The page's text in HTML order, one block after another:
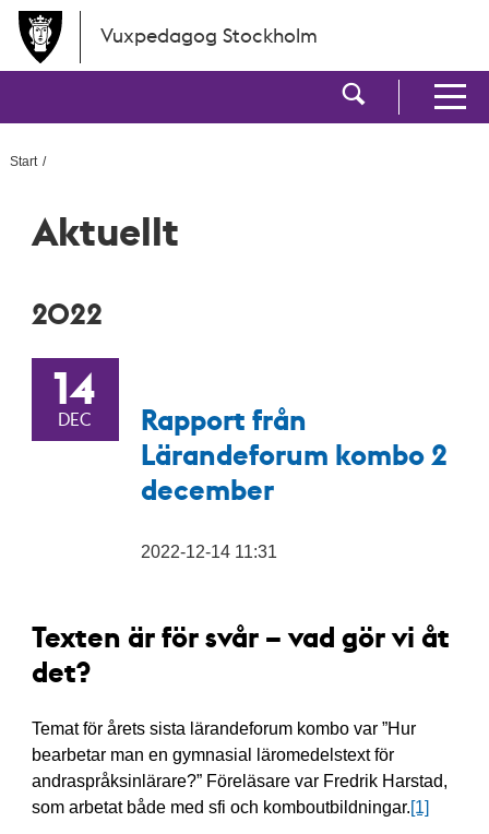
Hoppa till huvudinnehållet
Vuxpedagog Stockholm
Visa
Visa
Start
Aktuellt
2022
14
DEC
Rapport från
Lärandeforum kombo 2
december
2022-12-14 11:31
Texten är för svår – vad gör vi åt
det?
Temat för årets sista lärandeforum kombo var ”Hur
bearbetar man en gymnasial läromedelstext för
andraspråksinlärare?” Föreläsare var Fredrik Harstad,
som arbetat både med sfi och komboutbildningar.[1]